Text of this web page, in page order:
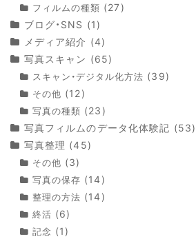
フィルムの種類 (27)
ブログ・SNS (1)
メディア紹介 (4)
写真スキャン (65)
スキャン・デジタル化方法 (39)
その他 (12)
写真の種類 (23)
写真フィルムのデータ化体験記 (53)
写真整理 (45)
その他 (3)
写真の保存 (14)
整理の方法 (14)
終活 (6)
記念 (1)